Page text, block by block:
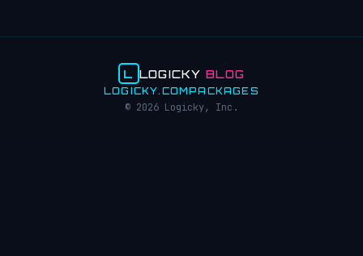
L LOGICKYBLOG
LOGICKY.COM PACKAGES
© 2026 Logicky, Inc.